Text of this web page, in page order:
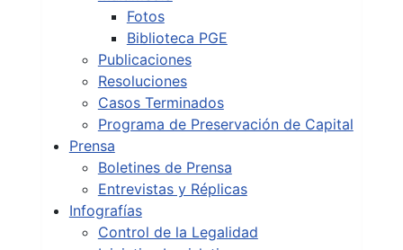
Fotos
Biblioteca PGE
Publicaciones
Resoluciones
Casos Terminados
Programa de Preservación de Capital
Prensa
Boletines de Prensa
Entrevistas y Réplicas
Infografías
Control de la Legalidad